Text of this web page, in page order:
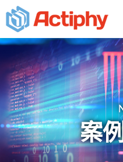
案